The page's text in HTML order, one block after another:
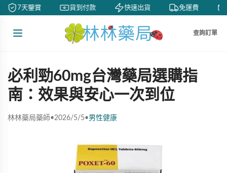
7天鑒賞 貨到付款 快速出貨 免運費
查詢訂單
必利勁60mg台灣藥局選購指
南：效果與安心一次到位
林林藥局藥師•2026/5/5•男性健康